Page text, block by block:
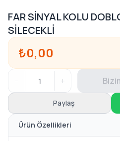
FAR SİNYAL KOLU
SİLECEKLİ
₺0,00
− +
Paylaş
Ürün Özellikleri